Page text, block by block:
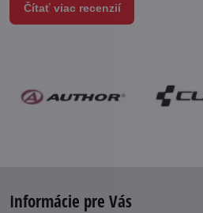
Čítať viac recenzií
Informácie pre Vás